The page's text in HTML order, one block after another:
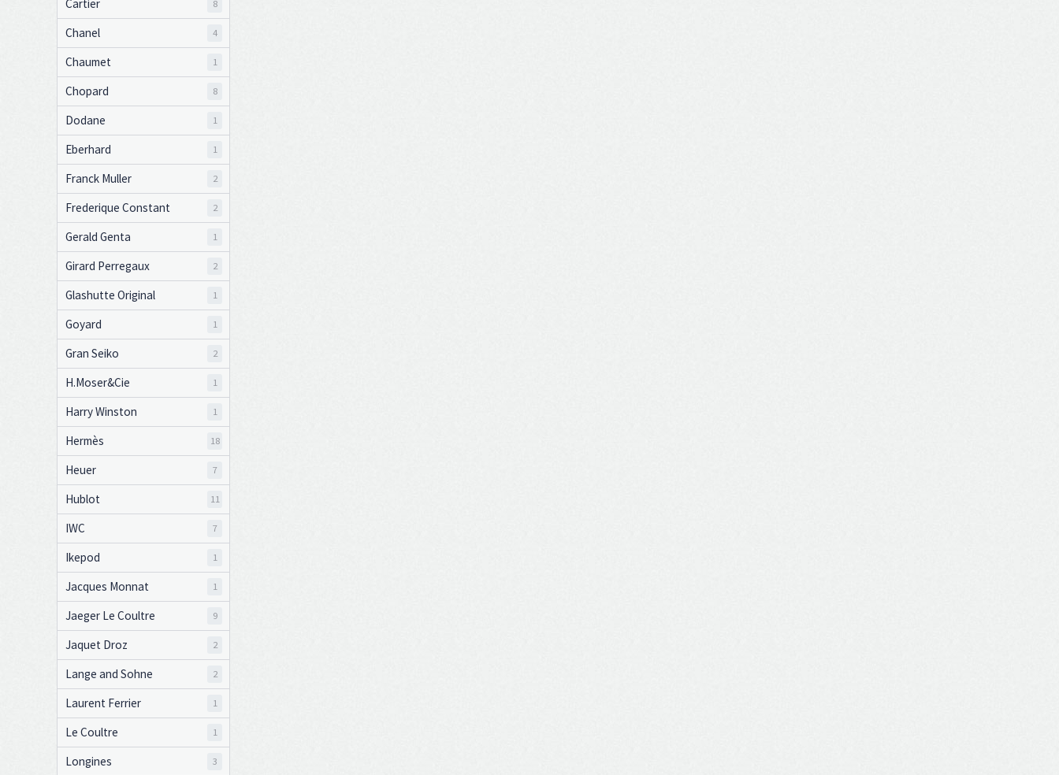
Cartier 8
Chanel 4
Chaumet 1
Chopard 8
Dodane 1
Eberhard 1
Franck Muller 2
Frederique Constant 2
Gerald Genta 1
Girard Perregaux 2
Glashutte Original 1
Goyard 1
Gran Seiko 2
H.Moser&Cie 1
Harry Winston 1
Hermès 18
Heuer 7
Hublot 11
IWC 7
Ikepod 1
Jacques Monnat 1
Jaeger Le Coultre 9
Jaquet Droz 2
Lange and Sohne 2
Laurent Ferrier 1
Le Coultre 1
Longines 3